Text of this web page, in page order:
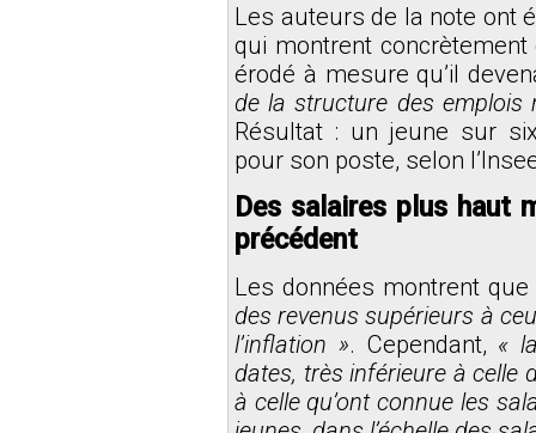
Les auteurs de la note ont
qui montrent
érodé à mesure qu’il
de la structure des emplois
Résultat : un jeune sur
pour son poste, selon
Des salaires plus haut
précédent
Les données montrent que
des revenus supérieurs à
l’inflation ». Cependant, «
dates, très inférieure à celle
à celle qu’ont connue les